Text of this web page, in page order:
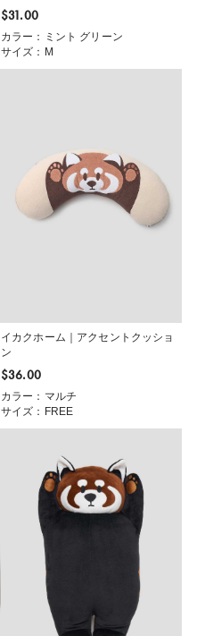
$‌31.00
カラー：ミント グリーン
サイズ：M
イカクホーム｜アクセントクッショ
ン
$‌36.00
カラー：マルチ
サイズ：FREE